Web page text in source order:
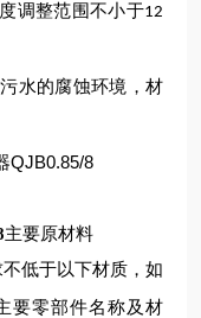
调整范围不小于12
水的腐蚀环境 ，材
主要原材料
低于以下材质，如
要零部件名称及材